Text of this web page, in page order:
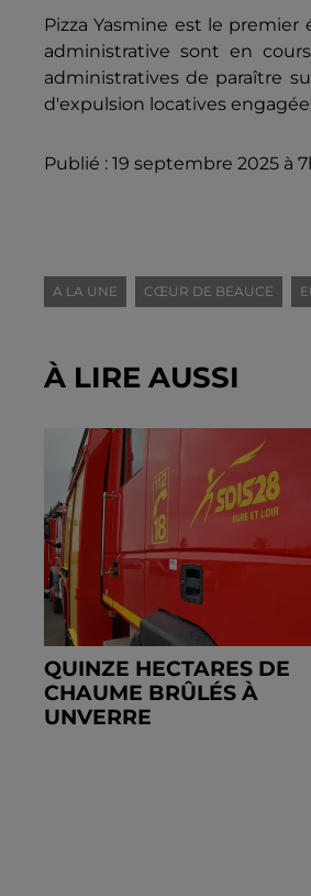
Pizza Yasmine est le
administrative sont en
administratives de paraître
d'expulsion locatives
Publié : 19 septembre 2025 à
A LA UNE CŒUR DE BEAUCE
À LIRE AUSSI
QUINZE HECTARES DE
CHAUME BRÛLÉS À
UNVERRE